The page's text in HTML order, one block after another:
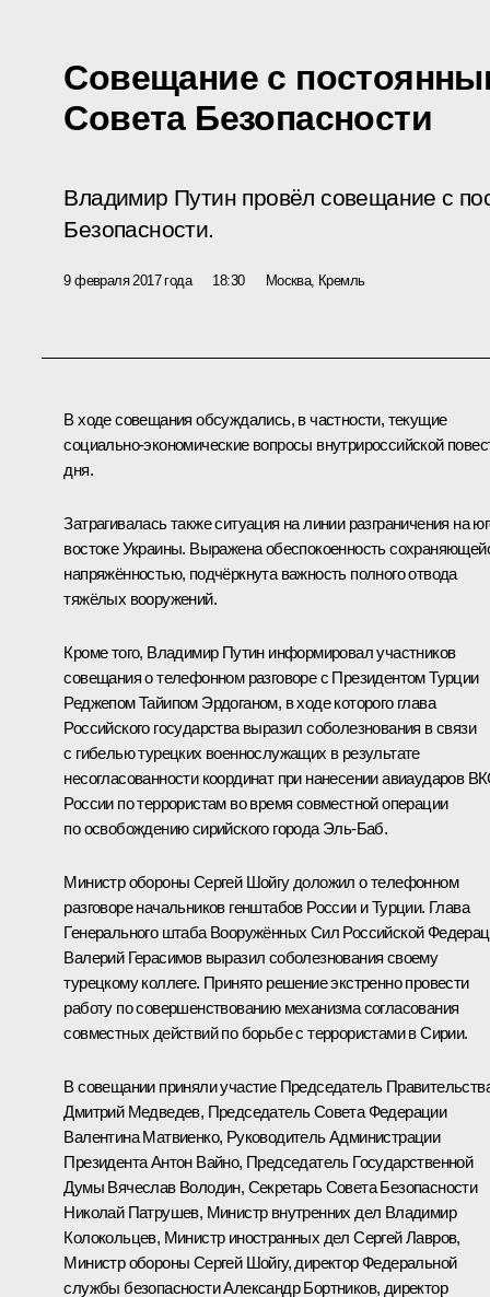
Совещание с
Совета Безопасности
Владимир Путин провёл совещание с
Безопасности.
9 февраля 2017 года 18:30 Москва, Кремль
В ходе совещания обсуждались, в частности, текущие
социально-экономические вопросы внутрироссийской
дня.
Затрагивалась также ситуация на линии разграничения на
востоке Украины. Выражена обеспокоенность
напряжённостью, подчёркнута важность полного отвода
тяжёлых вооружений.
Кроме того, Владимир Путин информировал участников
совещания отелефонном разговорес Президентом Турции
Реджепом Тайипом Эрдоганом, в ходе которого глава
Российского государства выразил соболезнования в связи
с гибелью турецких военнослужащих в результате
несогласованности координат при нанесении авиаударов
России по террористам во время совместной операции
по освобождению сирийского города Эль-Баб.
Министр обороны Сергей Шойгу доложил о телефонном
разговоре начальников генштабов России и Турции. Глава
Генерального штаба Вооружённых Сил Российской
Валерий Герасимоввыразил соболезнования своему
турецкому коллеге. Принято решение экстренно провести
работу по совершенствованию механизма согласования
совместных действий по борьбе с террористами в Сирии.
В совещании приняли участие Председатель
Дмитрий Медведев, Председатель Совета Федерации
Валентина Матвиенко, Руководитель Администрации
ПрезидентаАнтон Вайно, Председатель Государственной
Думы Вячеслав Володин, Секретарь Совета Безопасности
Николай Патрушев, Министр внутренних дел Владимир
Колокольцев, Министр иностранных делСергей Лавров,
Министр обороны Сергей Шойгу, директор Федеральной
службы безопасностиАлександр Бортников, директор